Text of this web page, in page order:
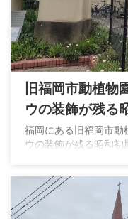
旧福岡市動植物
ウの装飾が残る
福岡にある旧福岡市
ウの装飾が残る昭和初